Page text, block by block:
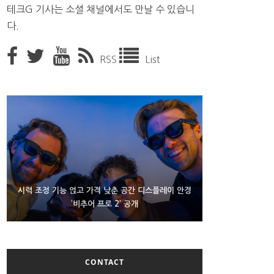
테크G 기사는 소셜 채널에서도 만날 수 있습니
다.
RSS List
시력 조정 기능 얹고 가격 낮춘 공간 디스플레이 안경
‘비추어 프로 2’ 공개
D램 부족에 10억달러어치 아이폰18 프로세서 패키징
대기 중
300~400달러 반지형 스피커 준비하는 오픈AI
CONTACT